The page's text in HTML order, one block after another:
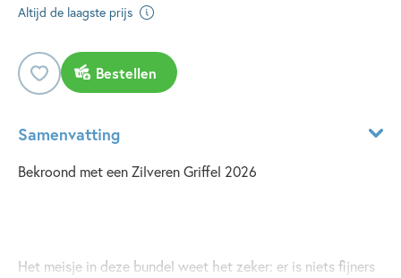
Altijd de laagste prijs
Bestellen
Samenvatting
Bekroond met een Zilveren Griffel 2026
Het meisje in deze bundel weet het zeker: er is niets fijners